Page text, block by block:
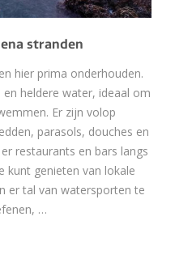
stranden
hier prima onderhouden.
heldere water, ideaal om
Er zijn volop
parasols, douches en
restaurants en bars langs
kunt genieten van lokale
er tal van watersporten te
…